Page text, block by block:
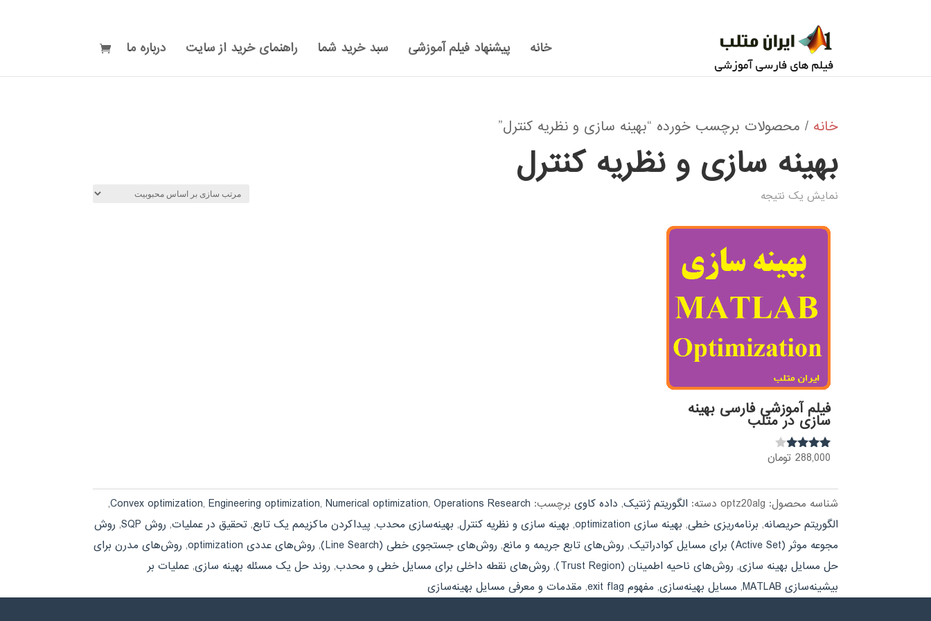
خانه پیشنهاد فیلم آموزشی سبد خرید شما راهنمای خرید از سایت درباره ما
خانه / محصولات برچسب خورده “بهینه سازی و نظریه کنترل”
بهینه سازی و نظریه کنترل
نمایش یک نتیجه
فیلم آموزشی فارسی بهینه
سازی در متلب
نمره
288,000 تومان
شناسه محصول: optz20alg دسته: الگوریتم ژنتیک, داده کاوی برچسب: Convex optimization, Engineering optimization, Numerical optimization, Operations Research
,
الگوریتم حریصانه, برنامه‌ریزی خطی, بهینه سازی optimization , بهینه سازی و نظریه کنترل, بهینه‌سازی محدب, پیداکردن ماکزیمم یک تابع,تحقیق در عملیات, روش SQP , روش
مجوعه موثر (Active Set) برای مسایل کوادراتیک
, روش‌های تابع جریمه و مانع, روش‌های جستجوی خطی (Line Search) , روش‌های عددی optimization , روش‌های مدرن برای
حل مسایل بهینه سازی, روش‌های ناحیه اطمینان (Trust Region) , روش‌های نقطه داخلی برای مسایل خطی و محدب, روند حل یک مسئله بهینه سازی,عملیات بر
بیشینه‌سازی MATLAB
, مسایل بهینه‌سازی, مفهوم exit flag , مقدمات و معرفی مسایل بهینه‌سازی